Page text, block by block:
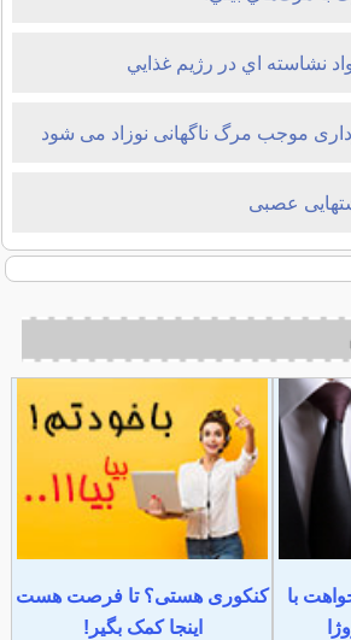
نشاسته اي در رژيم غذايي
موجب مرگ ناگهانی نوزاد می شود
عصبی
با
کنکوری هستی؟ تا فرصت هست
اینجا کمک بگیر!